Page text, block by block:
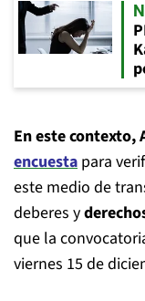
En este contexto,
encuesta para
este medio de
deberes y
que la
viernes 15 de